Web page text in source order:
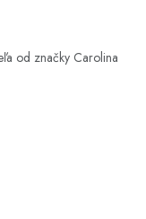
od značky Carolina